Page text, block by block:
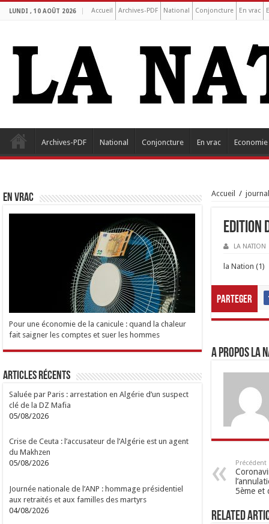
LUNDI , 10 AOÛT 2026 Accueil Archives-PDF National Conjoncture En vrac
Archives-PDF National Conjoncture En vrac Economie
Accueil /
Edition
LA NATION
la Nation (1)
Parteger
A propos LA
Précédent
5ème et
Related
EN VRAC
Pour une économie de la canicule : quand la chaleur
fait saigner les comptes et suer les hommes
Articles Récents
Saluée par Paris : arrestation en Algérie d’un suspect
clé de la DZ Mafia
05/08/2026
Crise de Ceuta : l’accusateur de l’Algérie est un agent
du Makhzen
05/08/2026
Journée nationale de l’ANP : hommage présidentiel
aux retraités et aux familles des martyrs
04/08/2026